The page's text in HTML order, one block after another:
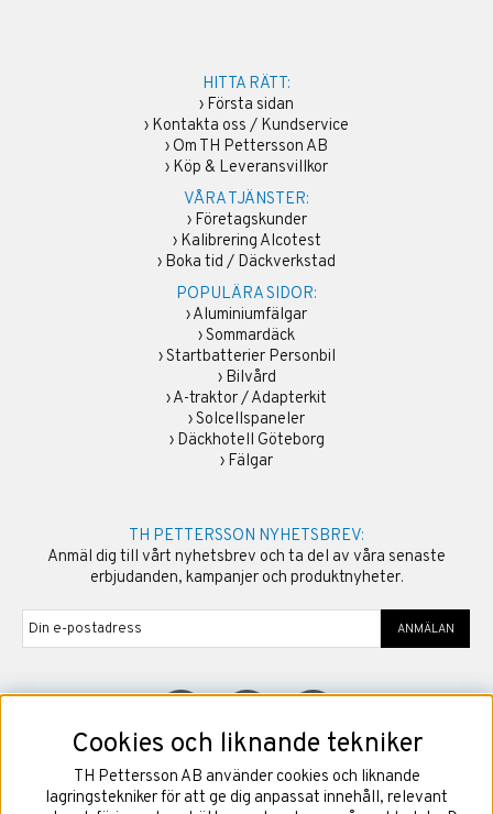
HITTA RÄTT:
› Första sidan
› Kontakta oss / Kundservice
› Om TH Pettersson AB
› Köp & Leveransvillkor
VÅRA TJÄNSTER:
› Företagskunder
› Kalibrering Alcotest
› Boka tid / Däckverkstad
POPULÄRA SIDOR:
›Aluminiumfälgar
›Sommardäck
›Startbatterier Personbil
› Bilvård
›A-traktor / Adapterkit
›Solcellspaneler
› Däckhotell Göteborg
› Fälgar
TH PETTERSSON NYHETSBREV:
Anmäl dig till vårt nyhetsbrev och ta del av våra senaste
erbjudanden, kampanjer och produktnyheter.
ANMÄLAN
©2026Copyright TH Pettersson AB
Cookies och liknande tekniker
TH Pettersson AB använder cookies och liknande
lagringstekniker för att ge dig anpassat innehåll, relevant